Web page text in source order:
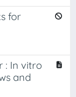
for
: In vitro
and